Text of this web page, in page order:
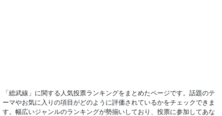
「総武線」に関する人気投票ランキングをまとめたページです。話題のテ
ーマやお気に入りの項目がどのように評価されているかをチェックできま
す。幅広いジャンルのランキングが勢揃いしており、投票に参加してあな